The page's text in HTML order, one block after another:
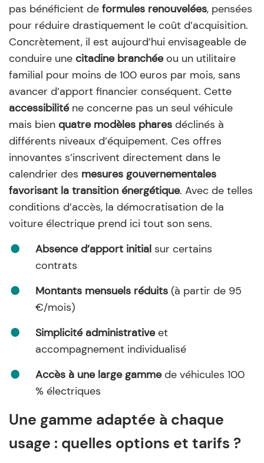
pas bénéficient de formules renouvelées, pensées
pour réduire drastiquement le coût d’acquisition.
Concrètement, il est aujourd’hui envisageable de
conduire une citadine branchéeou un utilitaire
familial pour moins de 100 euros par mois, sans
avancer d’apport financier conséquent. Cette
accessibiliténe concerne pas un seul véhicule
mais bien quatre modèles phares déclinés à
différents niveaux d’équipement. Ces offres
innovantes s’inscrivent directement dans le
calendrier des mesures gouvernementales
favorisant la transition énergétique. Avec de telles
conditions d’accès, la démocratisation de la
voiture électrique prend ici tout son sens.
Absence d’apport initial sur certains
contrats
Montants mensuels réduits (à partir de 95
€/mois)
Simplicité administrativeet
accompagnement individualisé
Accès à une large gammede véhicules 100
% électriques
Une gamme adaptée à chaque
usage : quelles options et tarifs ?